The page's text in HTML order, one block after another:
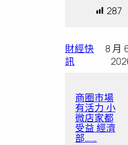
287
財經快
訊
8 月
商圈市場
有活力 小
微店家都
受益 經濟
部……